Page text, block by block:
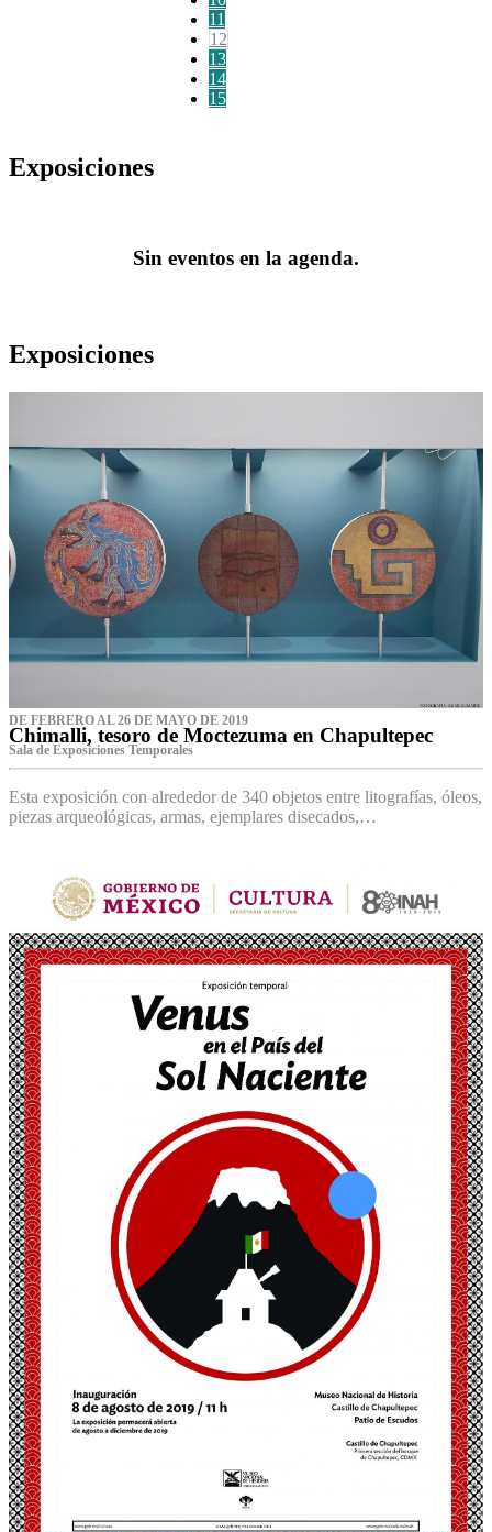
11
12
13
14
15
Exposiciones
Sin eventos en la agenda.
Exposiciones
DE FEBRERO AL 26 DE MAYO DE 2019
Chimalli, tesoro de Moctezuma en Chapultepec
Sala de Exposiciones Temporales
Esta exposición con alrededor de 340 objetos entre litografías, óleos,
piezas arqueológicas, armas, ejemplares disecados,…